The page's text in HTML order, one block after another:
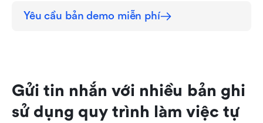
Yêu cầu bản demo miễn phí
Gửi tin nhắn với nhiều bản ghi
sử dụng quy trình làm việc tự